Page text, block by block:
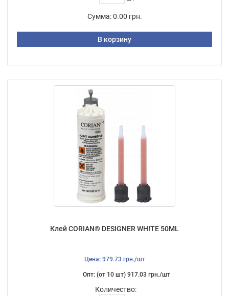
Сумма: 0.00 грн.
В корзину
Клей CORIAN® DESIGNER WHITE 50ML
Цена: 979.73 грн./шт
Опт: (от 10 шт) 917.03 грн./шт
Количество: